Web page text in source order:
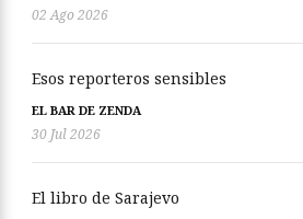
02 Ago 2026
Esos reporteros sensibles
EL BAR DE ZENDA
30 Jul 2026
El libro de Sarajevo